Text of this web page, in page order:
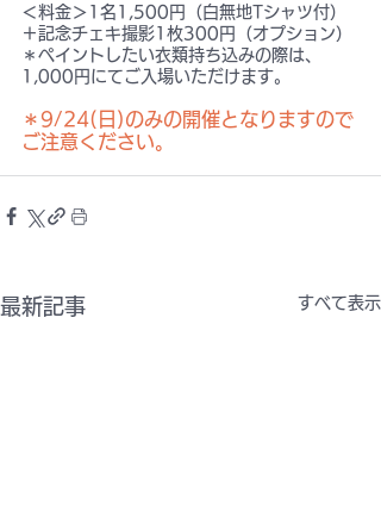
＜料金＞1名1,500円（白無地Tシャツ付）
＋記念チェキ撮影1枚300円（オプション）
＊ペイントしたい衣類持ち込みの際は、
1,000円にてご入場いただけます。
＊9/24(日)のみの開催となりますので
ご注意ください。
最新記事 すべて表示